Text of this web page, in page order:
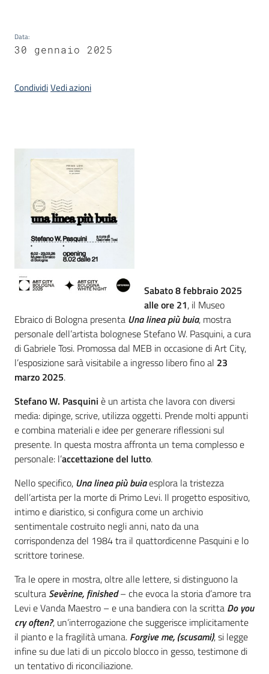
Data:
30 gennaio 2025
CondividiVedi azioni
Introduzione
Sabato 8 febbraio 2025
alle ore 21, il Museo
Ebraico di Bologna presenta Una linea più buia, mostra
personale dell’artista bolognese Stefano W. Pasquini, a cura
di Gabriele Tosi. Promossa dal MEB in occasione di Art City,
l’esposizione sarà visitabile a ingresso libero fino al 23
marzo 2025.
Stefano W. Pasquini è un artista che lavora con diversi
media: dipinge, scrive, utilizza oggetti. Prende molti appunti
e combina materiali e idee per generare riflessioni sul
presente. In questa mostra affronta un tema complesso e
personale: l’accettazione del lutto.
Nello specifico, Una linea più buiaesplora la tristezza
dell’artista per la morte di Primo Levi. Il progetto espositivo,
intimo e diaristico, si configura come un archivio
sentimentale costruito negli anni, nato da una
corrispondenza del 1984 tra il quattordicenne Pasquini e lo
scrittore torinese.
Tra le opere in mostra, oltre alle lettere, si distinguono la
scultura Sevèrine, finished – che evoca la storia d’amore tra
Levi e Vanda Maestro – e una bandiera con la scritta Do you
cry often?, un’interrogazione che suggerisce implicitamente
il pianto e la fragilità umana. Forgive me, (scusami), si legge
infine su due lati di un piccolo blocco in gesso, testimone di
un tentativo di riconciliazione.